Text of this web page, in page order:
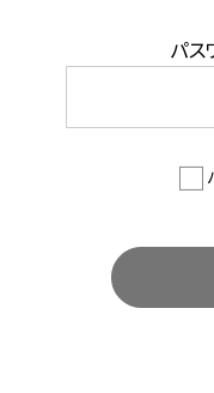
パス